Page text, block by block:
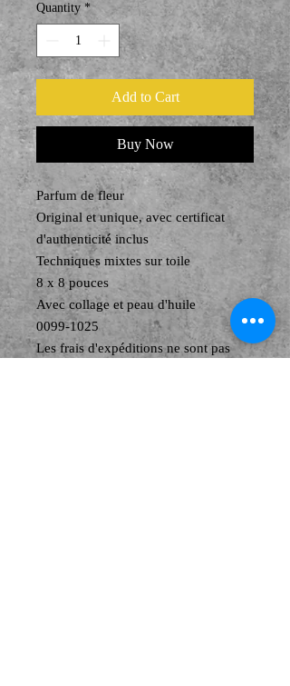
Quantity *
Add to Cart
Buy Now
Parfum de fleur
Original et unique, avec certificat
d'authenticité inclus
Techniques mixtes sur toile
8 x 8 pouces
Avec collage et peau d'huile
0099-1025
Les frais d'expéditions ne sont pas